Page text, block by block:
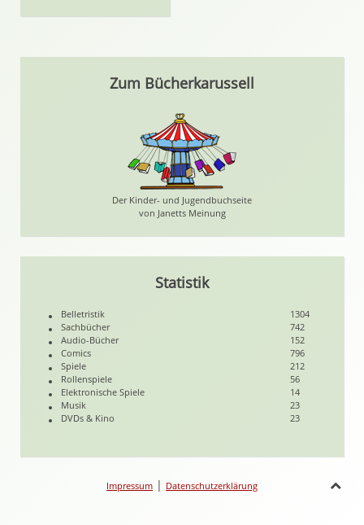
Zum Bücherkarussell
Der Kinder- und Jugendbuchseite
von Janetts Meinung
Statistik
Belletristik
1304
Sachbücher
742
Audio-Bücher
152
Comics
796
Spiele
212
Rollenspiele
56
Elektronische Spiele
14
Musik
23
DVDs & Kino
23
Impressum | Datenschutzerklärung